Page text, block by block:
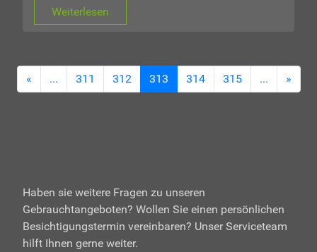
Weiterlesen
« ... 311 312 313 314 315 ... »
Haben sie weitere Fragen zu unseren
Gebrauchtangeboten? Wollen Sie einen persönlichen
Besichtigungstermin vereinbaren? Unser Serviceteam
hilft Ihnen gerne weiter.